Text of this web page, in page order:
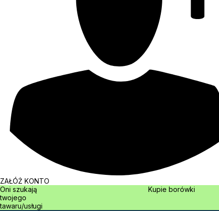
ZAŁÓŻ KONTO
Oni szukają
twojego
tawaru/usługi
Kupie borówki